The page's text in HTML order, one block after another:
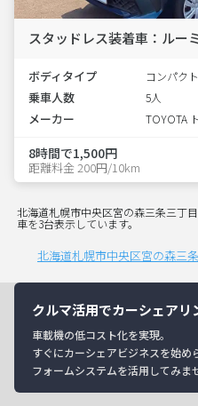
スタッドレス装着車：ルー
ボディタイプ コンパク
乗車人数 5人
メーカー TOYOTA
8時間で1,500円
距離料金 200円/10km
北海道札幌市中央区宮の森三条三丁
車を3台表示しています。
北海道札幌市中央区宮の森三
クルマ活用でカーシェアリ
車載機の低コスト化を実現。
すぐにカーシェアビジネスを始め
フォームシステムを活用してみま